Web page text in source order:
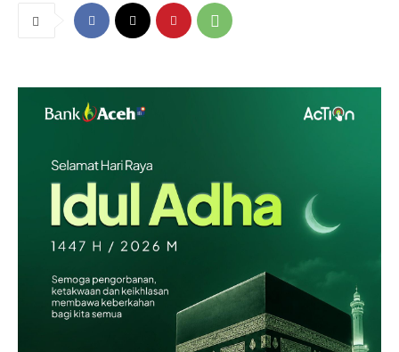
Ekonomi
Redaksi
Tentang Kami
Redaksi
Kebijakan Pengguna
Pedoman Dewan Pers
Aset
Indeks Artikel